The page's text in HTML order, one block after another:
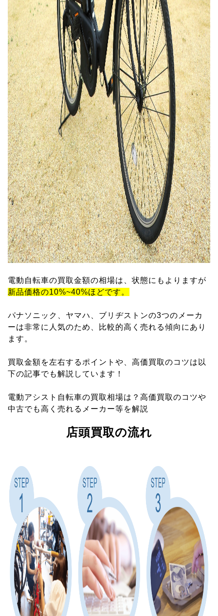
電動自転車の買取金額の相場は、状態にもよりますが
新品価格の10%~40%ほどです。
パナソニック、ヤマハ、ブリヂストンの3つのメーカ
ーは非常に人気のため、比較的高く売れる傾向にあり
ます。
買取金額を左右するポイントや、高価買取のコツは以
下の記事でも解説しています！
電動アシスト自転車の買取相場は？高価買取のコツや
中古でも高く売れるメーカー等を解説
店頭買取の流れ